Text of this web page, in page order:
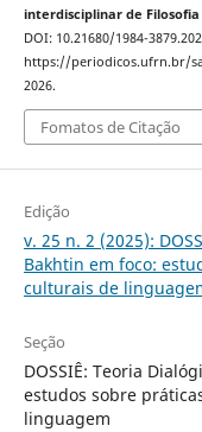
interdisciplinar de Filosofia
DOI: 10.21680/1984-
https://periodicos.ufrn.br/
2026.
Fomatos de Citação
Edição
v. 25 n. 2 (2025):
Bakhtin em foco:
culturais de
Seção
DOSSIÊ: Teoria
estudos sobre
linguagem